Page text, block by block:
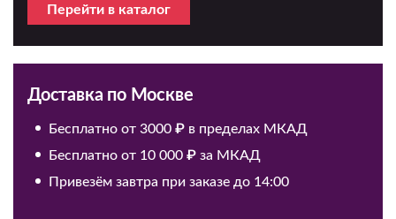
Перейти в каталог
Доставка по Москве
Бесплатно от 3000 ₽ в пределах МКАД
Бесплатно от 10 000 ₽ за МКАД
Привезём завтра при заказе до 14:00